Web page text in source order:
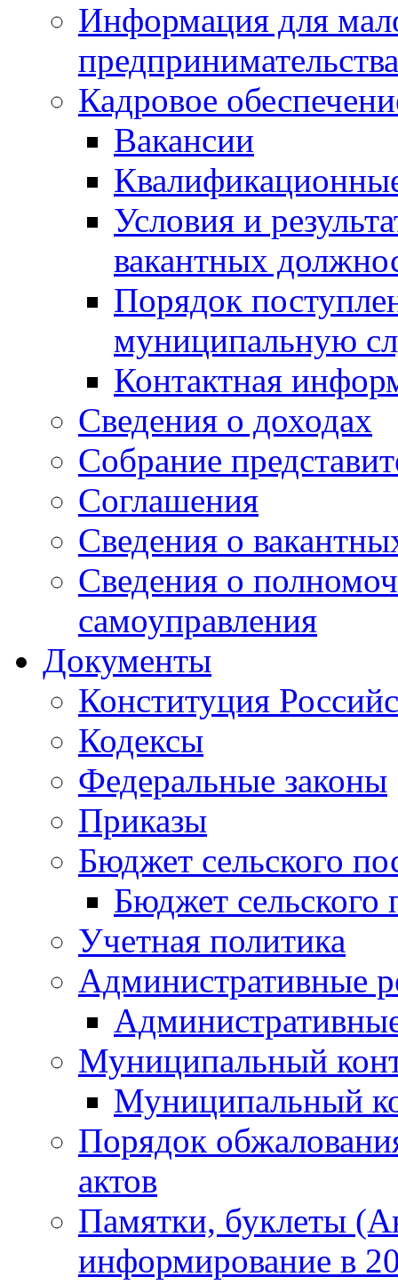
Информация для
предпринимательства
Кадровое
Вакансии
Условия и
вакантных
Порядок
муниципальную
Контактная
Сведения о доходах
Собрание
Соглашения
Сведения о
Сведения о
самоуправления
Документы
Конституция
Кодексы
Федеральные законы
Приказы
Бюджет сельского
Бюджет сельского
Учетная политика
Административные
Муниципальный
Муниципальный
Порядок
актов
Памятки, буклеты
информирование в